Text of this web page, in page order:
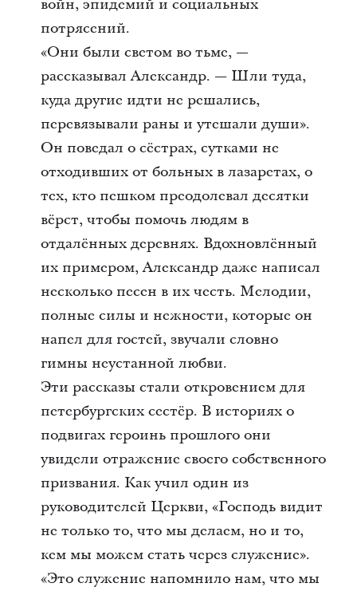
войн, эпидемий и социальных
потрясений.
«Они были светом во тьме, —
рассказывал Александр. — Шли туда,
куда другие идти не решались,
перевязывали раны и утешали души».
Он поведал о сёстрах, сутками не
отходивших от больных в лазаретах, о
тех, кто пешком преодолевал десятки
вёрст, чтобы помочь людям в
отдалённых деревнях. Вдохновлённый
их примером, Александр даже написал
несколько песен в их честь. Мелодии,
полные силы и нежности, которые он
напел для гостей, звучали словно
гимны неустанной любви.
Эти рассказы стали откровением для
петербургских сестёр. В историях о
подвигах героинь прошлого они
увидели отражение своего собственного
призвания. Как учил один из
руководителей Церкви, «Господь видит
не только то, что мы делаем, но и то,
кем мы можем стать через служение».
«Это служение напомнило нам, что мы